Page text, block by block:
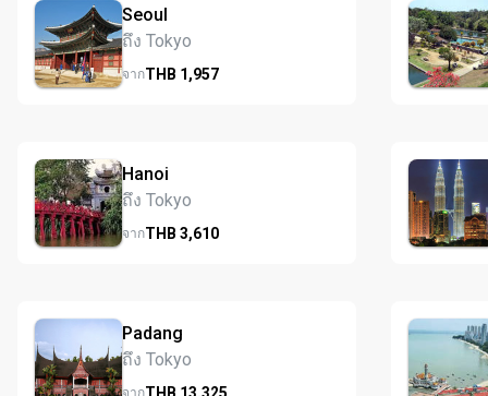
Seoul
ถึง Tokyo
จากTHB 1,957
Hanoi
ถึง Tokyo
จากTHB 3,610
Padang
ถึง Tokyo
จากTHB 13,325